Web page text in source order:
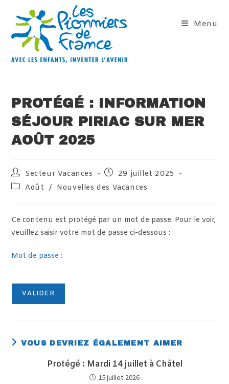
content
Menu
PROTÉGÉ : INFORMATION
SÉJOUR PIRIAC SUR MER
AOÛT 2025
Auteur/autrice
de
la
Secteur Vacances
Publication
29 juillet 2025
PostAoût / Nouvelles des Vacances
Ce contenu est protégé par un mot de passe. Pour le voir,
veuillez saisir votre mot de passe ci-dessous :
Mot de passe :
VOUS DEVRIEZ ÉGALEMENT AIMER
Protégé : Mardi 14 juillet à Châtel
15 juillet 2026